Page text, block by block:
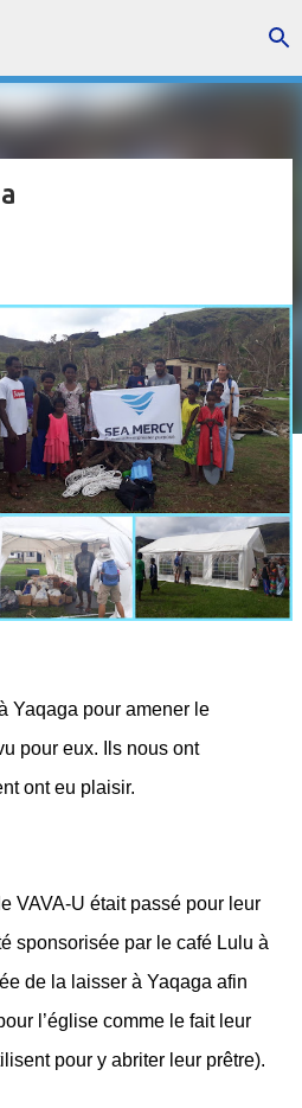
Yaqaga pour amener le
pour eux. Ils nous ont
ont eu plaisir.
VAVA-U était passé pour leur
sponsorisée par le café Lulu à
de la laisser à Yaqaga afin
l’église comme le fait leur
pour y abriter leur prêtre).